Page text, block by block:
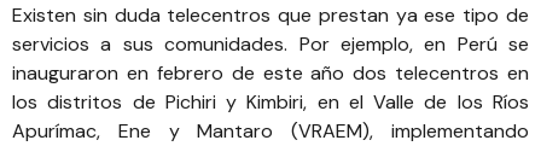
Existen sin duda telecentros que prestan ya ese tipo de
servicios a sus comunidades. Por ejemplo, en Perú se
inauguraron en febrero de este año dos telecentros en
los distritos de Pichiri y Kimbiri, en el Valle de los Ríos
Apurímac, Ene y Mantaro (VRAEM), implementando